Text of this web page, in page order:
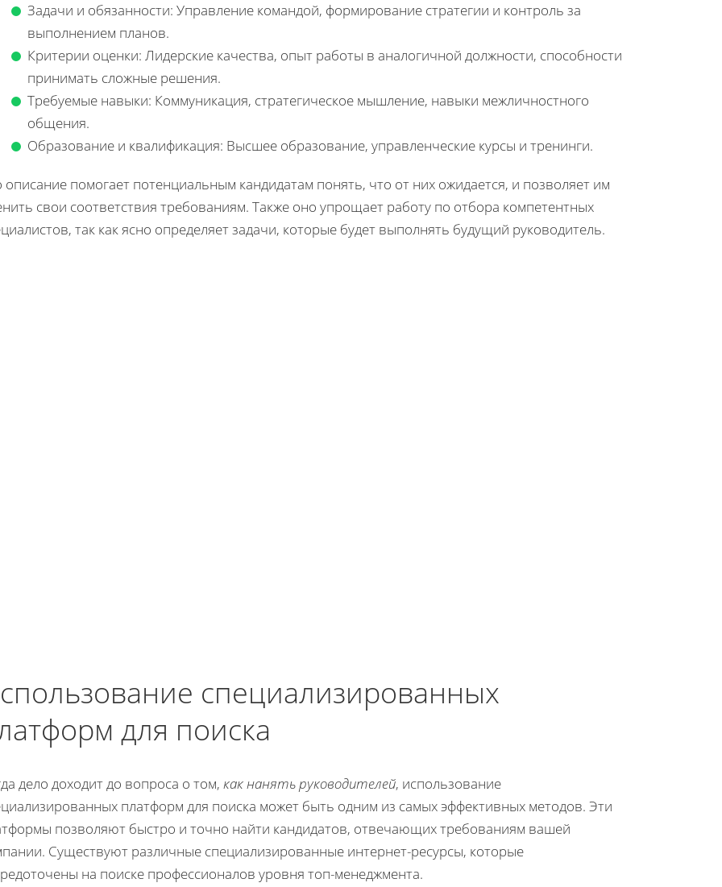
Задачи и обязанности: Управление командой, формирование стратегии и контроль за
выполнением планов.
Критерии оценки: Лидерские качества, опыт работы в аналогичной должности, способности
принимать сложные решения.
Требуемые навыки: Коммуникация, стратегическое мышление, навыки межличностного
общения.
Образование и квалификация: Высшее образование, управленческие курсы и тренинги.
описание помогает потенциальным кандидатам понять, что от них ожидается, и позволяет им
свои соответствия требованиям. Также оно упрощает работу по отбора компетентных
так как ясно определяет задачи, которые будет выполнять будущий руководитель.
специализированных
для поиска
дело доходит до вопроса о том, как нанять руководителей, использование
платформ для поиска может быть одним из самых эффективных методов. Эти
позволяют быстро и точно найти кандидатов, отвечающих требованиям вашей
Существуют различные специализированные интернет-ресурсы, которые
на поиске профессионалов уровня топ-менеджмента.